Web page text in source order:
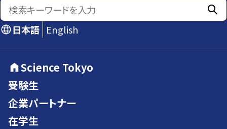
日本語 English
Science Tokyo
受験生
企業パートナー
在学生